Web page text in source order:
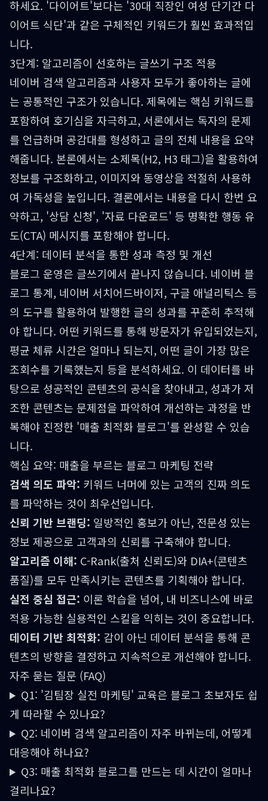
하세요. '다이어트'보다는 '30대 직장인 여성 단기간 다
이어트 식단'과 같은 구체적인 키워드가 훨씬 효과적입
니다.
3단계: 알고리즘이 선호하는 글쓰기 구조 적용
네이버 검색 알고리즘과 사용자 모두가 좋아하는 글에
는 공통적인 구조가 있습니다. 제목에는 핵심 키워드를
포함하여 호기심을 자극하고, 서론에서는 독자의 문제
를 언급하며 공감대를 형성하고 글의 전체 내용을 요약
해줍니다. 본론에서는 소제목(H2, H3 태그)을 활용하여
정보를 구조화하고, 이미지와 동영상을 적절히 사용하
여 가독성을 높입니다. 결론에서는 내용을 다시 한번 요
약하고, '상담 신청', '자료 다운로드' 등 명확한 행동 유
도(CTA) 메시지를 포함해야 합니다.
4단계: 데이터 분석을 통한 성과 측정 및 개선
블로그 운영은 글쓰기에서 끝나지 않습니다. 네이버 블
로그 통계, 네이버 서치어드바이저, 구글 애널리틱스 등
의 도구를 활용하여 발행한 글의 성과를 꾸준히 추적해
야 합니다. 어떤 키워드를 통해 방문자가 유입되었는지,
평균 체류 시간은 얼마나 되는지, 어떤 글이 가장 많은
조회수를 기록했는지 등을 분석하세요. 이 데이터를 바
탕으로 성공적인 콘텐츠의 공식을 찾아내고, 성과가 저
조한 콘텐츠는 문제점을 파악하여 개선하는 과정을 반
복해야 진정한 '매출 최적화 블로그'를 완성할 수 있습
니다.
핵심 요약: 매출을 부르는 블로그 마케팅 전략
검색 의도 파악: 키워드 너머에 있는 고객의 진짜 의도
를 파악하는 것이 최우선입니다.
신뢰 기반 브랜딩: 일방적인 홍보가 아닌, 전문성 있는
정보 제공으로 고객과의 신뢰를 구축해야 합니다.
알고리즘 이해: C-Rank(출처 신뢰도)와 DIA+(콘텐츠
품질)를 모두 만족시키는 콘텐츠를 기획해야 합니다.
실전 중심 접근: 이론 학습을 넘어, 내 비즈니스에 바로
적용 가능한 실용적인 스킬을 익히는 것이 중요합니다.
데이터 기반 최적화: 감이 아닌 데이터 분석을 통해 콘
텐츠의 방향을 결정하고 지속적으로 개선해야 합니다.
자주 묻는 질문 (FAQ)
Q1: '김팀장 실전 마케팅' 교육은 블로그 초보자도 쉽
게 따라할 수 있나요?
Q2: 네이버 검색 알고리즘이 자주 바뀌는데, 어떻게
대응해야 하나요?
Q3: 매출 최적화 블로그를 만드는 데 시간이 얼마나
걸리나요?